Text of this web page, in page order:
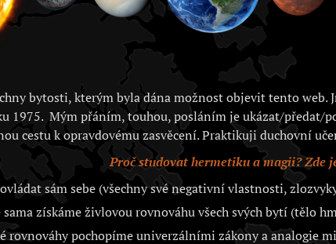
bytosti, kterým byla dána možnost objevit tento web.
1975. Mým přáním, touhou, posláním je ukázat/předat/
cestu k opravdovému zasvěcení. Praktikuji duchovní
Proč studovat hermetiku a magii? Zde
sám sebe (všechny své negativní vlastnosti,
sama získáme živlovou rovnováhu všech svých bytí (tělo
rovnováhy pochopíme univerzálními zákony a analogie